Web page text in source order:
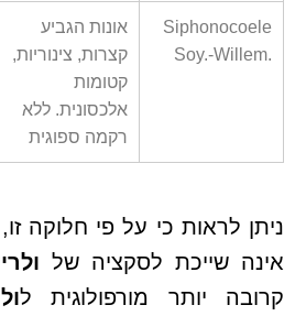
Siphonocoele
Soy.-Willem.
אונות הגביע
קצרות, צינוריות,
קטומות
אלכסונית. ללא
רקמה ספוגית
ניתן לראות כי על פי חלוקה זו,
אינה שייכת לסקציה של
קרובה יותר מורפולוגית ל